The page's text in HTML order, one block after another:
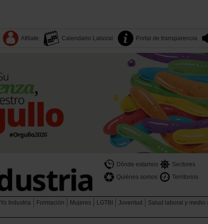
Afiliate Calendario Laboral Portal de transparencia
Dónde estamos Sectores
Quiénes somos
Territorios
Yo Industria Formación Mujeres LGTBI Juventud Salud laboral y medio